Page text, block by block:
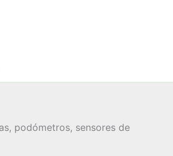
podómetros, sensores de